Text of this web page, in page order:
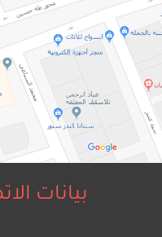
بيانات